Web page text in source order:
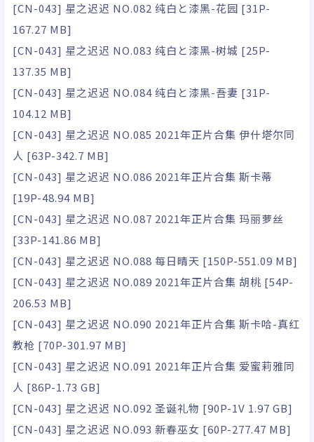
[CN-043] 星之迟迟 NO.082 纯白と漆黑-花园 [31P-
167.27 MB]
[CN-043] 星之迟迟 NO.083 纯白と漆黑-树城 [25P-
137.35 MB]
[CN-043] 星之迟迟 NO.084 纯白と漆黑-吾妻 [31P-
104.12 MB]
[CN-043] 星之迟迟 NO.085 2021年正片合集 伊什塔尔同
人 [63P-342.7 MB]
[CN-043] 星之迟迟 NO.086 2021年正片合集 斯卡蒂
[19P-48.94 MB]
[CN-043] 星之迟迟 NO.087 2021年正片合集 玛丽萝丝
[33P-141.86 MB]
[CN-043] 星之迟迟 NO.088 每日晴天 [150P-551.09 MB]
[CN-043] 星之迟迟 NO.089 2021年正片合集 胡桃 [54P-
206.53 MB]
[CN-043] 星之迟迟 NO.090 2021年正片合集 斯卡哈-真红
教枪 [70P-301.97 MB]
[CN-043] 星之迟迟 NO.091 2021年正片合集 爱蜜莉雅同
人 [86P-1.73 GB]
[CN-043] 星之迟迟 NO.092 圣诞礼物 [90P-1V 1.97 GB]
[CN-043] 星之迟迟 NO.093 新春巫女 [60P-277.47 MB]